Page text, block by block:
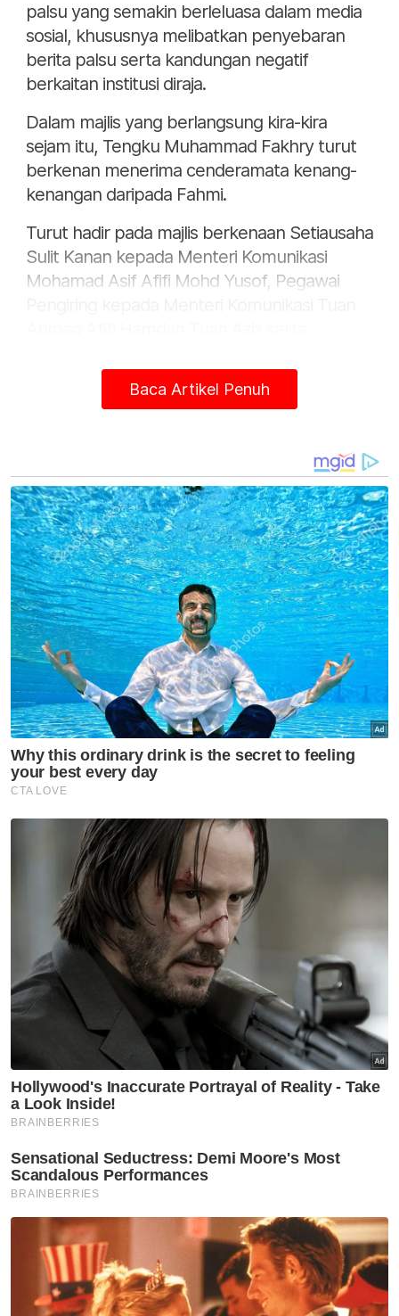
palsu yang semakin berleluasa dalam media
sosial, khususnya melibatkan penyebaran
berita palsu serta kandungan negatif
berkaitan institusi diraja.
Dalam majlis yang berlangsung kira-kira
sejam itu, Tengku Muhammad Fakhry turut
berkenan menerima cenderamata kenang-
kenangan daripada Fahmi.
Turut hadir pada majlis berkenaan Setiausaha
Sulit Kanan kepada Menteri Komunikasi
Mohamad Asif Afifi Mohd Yusof, Pegawai
Majlis itu turut dihadiri oleh pegawai kanan
dari Pejabat Sultan Kelantan, dan diakhiri
dengan sesi ramah mesra serta sesi
bergambar bersama para dif jemputan. -
Bernama
Artikel Berkaitan:
Pendakian Tengku Mahkota Pahang ke Gunung
Kinabalu tarik perhatian netizen
Eksport pasir sungai: Titah Tengku Mahkota Pahang
sepatutnya buka mata Putrajaya cari solusi banjir
Sultan Selangor berkenan terima menghadap Fahmi,
sembah maklum isu akaun palsu kerabat diraja
Baca Artikel Penuh